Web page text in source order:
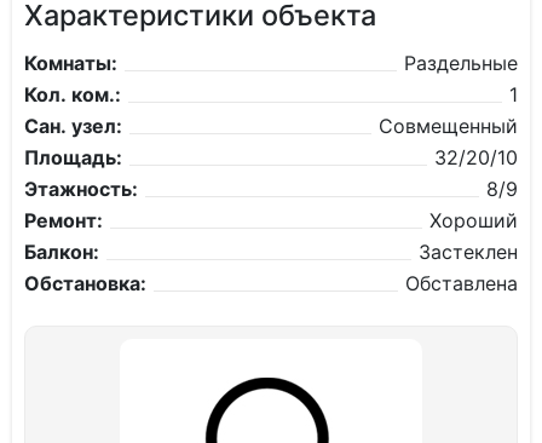
Характеристики объекта
Комнаты:
Раздельные
Кол. ком.:
1
Сан. узел:
Совмещенный
Площадь:
32/20/10
Этажность:
8/9
Ремонт:
Хороший
Балкон:
Застеклен
Обстановка:
Обставлена